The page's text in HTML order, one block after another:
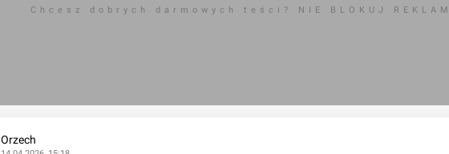
Chcesz dobrych darmowych teści? NIE BLOKUJ
Orzech